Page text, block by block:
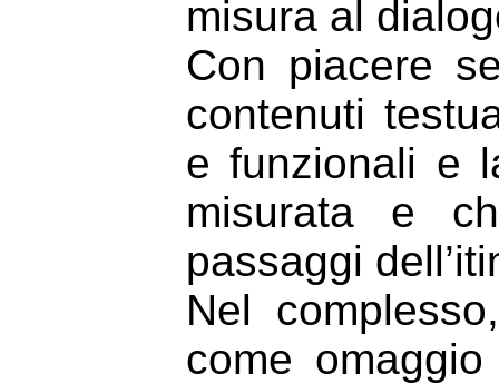
misura al
Con piacere
contenuti
e funzionali e
misurata e
passaggi
Nel
come